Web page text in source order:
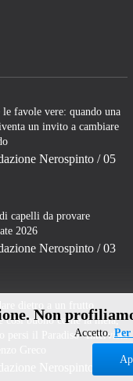
Non
Accetto. Per
le favole vere: quando una
un invito a cambiare
Nerospinto / 05
capelli da provare
2026
Nerospinto / 03
così buono come la mela,
persi il Paradiso- Intervista